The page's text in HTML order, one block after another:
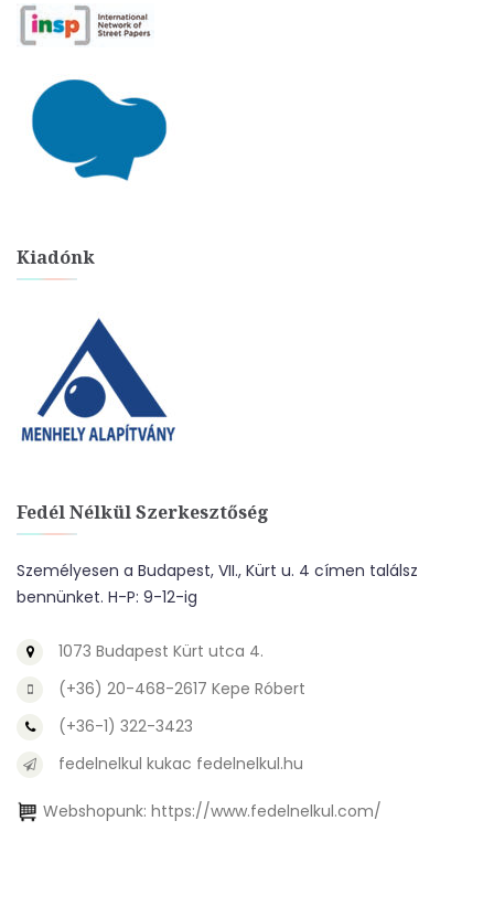
Kiadónk
Fedél Nélkül Szerkesztőség
Személyesen a Budapest, VII., Kürt u. 4 címen találsz
bennünket. H-P: 9-12-ig
1073 Budapest Kürt utca 4.
(+36) 20-468-2617 Kepe Róbert
(+36-1) 322-3423
fedelnelkul kukac fedelnelkul.hu
Webshopunk: https://www.fedelnelkul.com/